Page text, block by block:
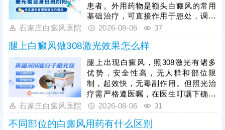
患者。外用药物是额头白癜风的常用
基础治疗，可直接作用于患处，调节
局部皮肤黑色素代谢；口服药物以调
合病情进展期患者；中药多以辨证调
理为核心，固本扶正，减少病情反
复。具体用药方案必须严格遵从医
嘱，切勿自行购药、换药或停药。临
床中，患者在规范用药的基础上，搭
配308准分子激光照射治疗，能够有
效刺激黑色素细胞再生，大幅提升治
疗效率，让祛白效果
石家庄白癜风医院 2026-08-06 37
腿上白癜风做308激光效果怎么样
腿上出现白癜风，照308激光有诸多
优势，安全性高，无人群和部位限
制，起效快，无毒副作用。但照光治
疗需严格遵医嘱，在医生叮嘱下确定
合适的照光剂量、频率、疗程，令治
疗充分发挥作用，促进黑色素细胞修
复、恢复活性和正常功能。还需注意
石家庄白癜风医院 2026-08-06 31
不同部位的白癜风用药有什么区别